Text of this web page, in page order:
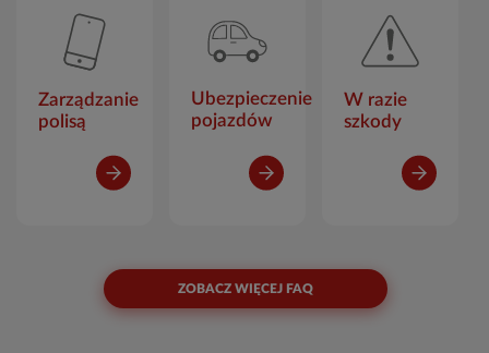
Zarządzanie
polisą
Ubezpieczenie
pojazdów
W razie
szkody
ZOBACZ WIĘCEJ FAQ